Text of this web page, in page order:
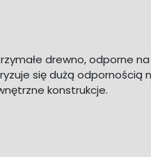
drewno, odporne
się dużą odpornością
konstrukcje.